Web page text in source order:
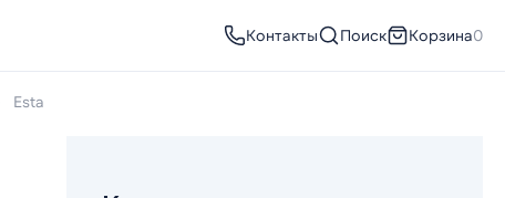
Контакты Поиск Корзина0
Esta